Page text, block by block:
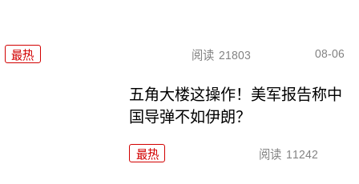
最热 阅读 21803 08-06
五角大楼这操作！美军报告称中
国导弹不如伊朗？
最热 阅读 11242